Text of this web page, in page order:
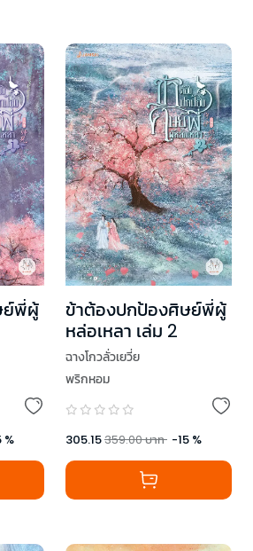
ย์พี่ผู้
%
ข้าต้องปกป้องศิษย์พี่ผู้
หล่อเหลา เล่ม 2
ฉางโกวลั่วเยวี่ย
พริกหอม
305.15359.00บาท -15 %